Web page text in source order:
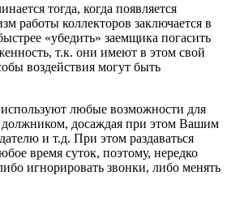
тогда, когда появляется
работы коллекторов заключается в
«убедить» заемщика погасить
т.к. они имеют в этом свой
воздействия могут быть
любые возможности для
должником, досаждая при этом Вашим
и т.д. При этом раздаваться
время суток, поэтому, нередко
игнорировать звонки, либо менять